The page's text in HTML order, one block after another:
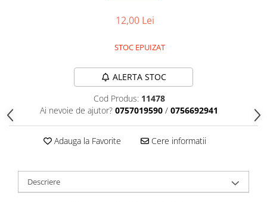
Lemne si coarne de cerb sau
Produse Igiena si Ingrijire
Saltele cu efect de racire
12,00 Lei
STOC EPUIZAT
ALERTA STOC
Cod Produs: 11478
Ai nevoie de ajutor? 0757019590 / 0756692941
Adauga la Favorite Cere informatii
Descriere